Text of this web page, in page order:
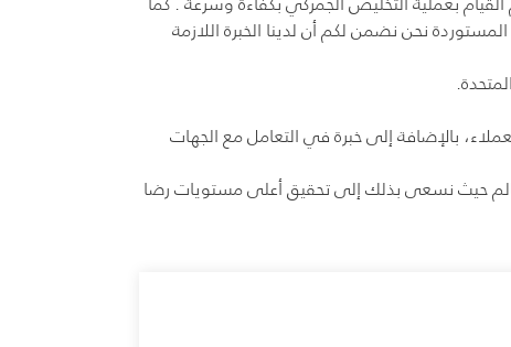
نحن نضمن لكم أن لدينا الخبرة اللازمة
بالإضافة إلى خبرة في التعامل مع الجهات
حيث نسعى بذلك إلى تحقيق أعلى مستويات رضا